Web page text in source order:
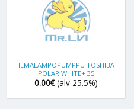
ILMALÄMPÖPUMPPU TOSHIBA
POLAR WHITE+ 35
0.00€ (alv 25.5%)